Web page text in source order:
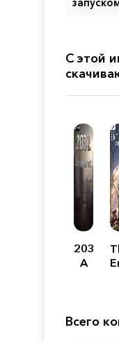
С этой
2032:
A
Всего